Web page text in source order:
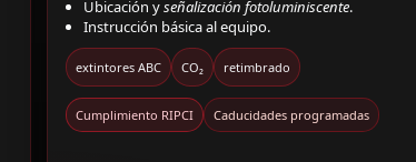
Ubicación yseñalización fotoluminiscente.
Instrucción básica al equipo.
extintores ABC CO₂ retimbrado
Cumplimiento RIPCI Caducidades programadas